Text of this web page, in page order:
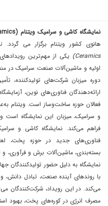
نمایشگاه کاشی و سرامیک ویتنام (Asean Ceramics)
هانوی کشور ویتنام برگزار می گردد.
Ceramics)
یکی از مهم‌ترین
اولیه و ماشین‌آلات صنعت سرامیک در
دوره میزبان شرکت‌های تولیدکننده،
ارائه‌دهندگان فناوری‌های نوین،
فعالان حوزه ساخت‌وساز است. ویتنام
و سرامیک، میزبان این نمایشگاه است
فراهم می‌کند. نمایشگاه کاشی و
فناوری‌های جدید در حوزه پخت،
بسته‌بندی، ماشین‌آلات برش و
نمایشگاه به دلیل حضور تولیدکنندگان
با روندهای آینده صنعت، تبادل
می‌کند. در این رویداد، شرکت‌کنندگان
مصرف انرژی در کوره‌های پخت، بهبود